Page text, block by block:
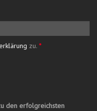
zu. *
den erfolgreichsten